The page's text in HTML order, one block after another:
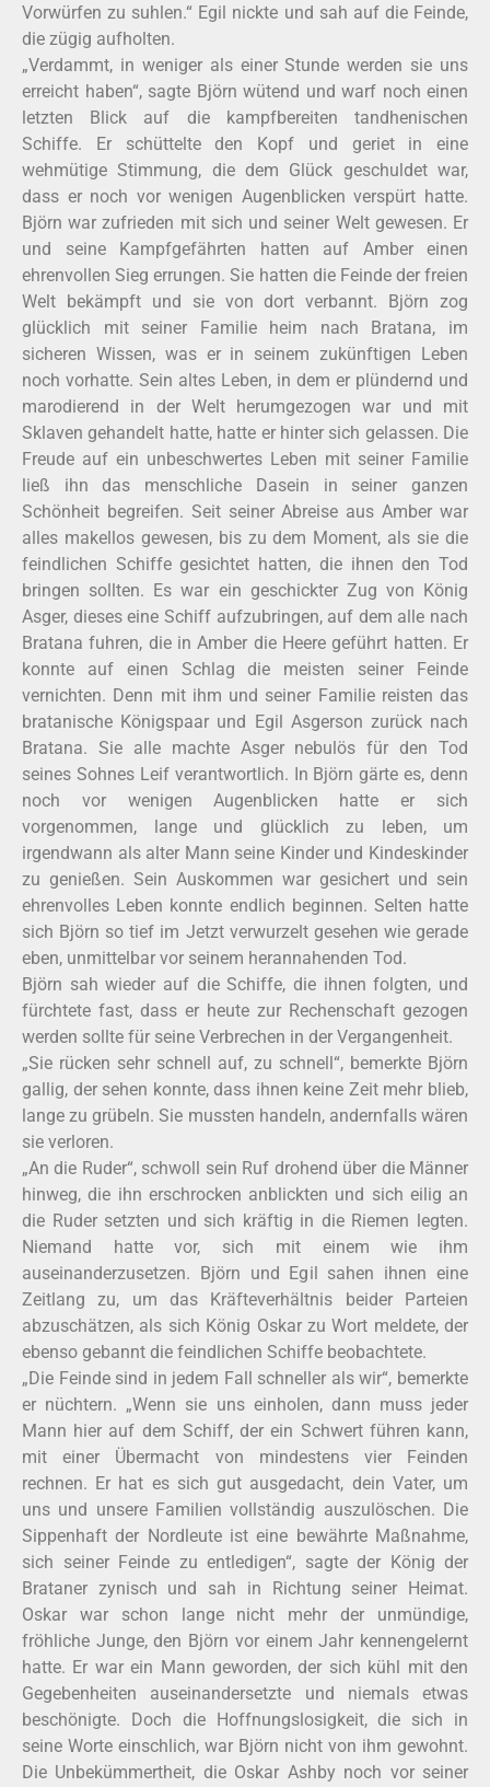
Vorwürfen zu suhlen.“ Egil nickte und sah auf die Feinde,
die zügig aufholten.
„Verdammt, in weniger als einer Stunde werden sie uns
erreicht haben“, sagte Björn wütend und warf noch einen
letzten Blick auf die kampfbereiten tandhenischen
Schiffe. Er schüttelte den Kopf und geriet in eine
wehmütige Stimmung, die dem Glück geschuldet war,
dass er noch vor wenigen Augenblicken verspürt hatte.
Björn war zufrieden mit sich und seiner Welt gewesen. Er
und seine Kampfgefährten hatten auf Amber einen
ehrenvollen Sieg errungen. Sie hatten die Feinde der freien
Welt bekämpft und sie von dort verbannt. Björn zog
glücklich mit seiner Familie heim nach Bratana, im
sicheren Wissen, was er in seinem zukünftigen Leben
noch vorhatte. Sein altes Leben, in dem er plündernd und
marodierend in der Welt herumgezogen war und mit
Sklaven gehandelt hatte, hatte er hinter sich gelassen. Die
Freude auf ein unbeschwertes Leben mit seiner Familie
ließ ihn das menschliche Dasein in seiner ganzen
Schönheit begreifen. Seit seiner Abreise aus Amber war
alles makellos gewesen, bis zu dem Moment, als sie die
feindlichen Schiffe gesichtet hatten, die ihnen den Tod
bringen sollten. Es war ein geschickter Zug von König
Asger, dieses eine Schiff aufzubringen, auf dem alle nach
Bratana fuhren, die in Amber die Heere geführt hatten. Er
konnte auf einen Schlag die meisten seiner Feinde
vernichten. Denn mit ihm und seiner Familie reisten das
bratanische Königspaar und Egil Asgerson zurück nach
Bratana. Sie alle machte Asger nebulös für den Tod
seines Sohnes Leif verantwortlich. In Björn gärte es, denn
noch vor wenigen Augenblicken hatte er sich
vorgenommen, lange und glücklich zu leben, um
irgendwann als alter Mann seine Kinder und Kindeskinder
zu genießen. Sein Auskommen war gesichert und sein
ehrenvolles Leben konnte endlich beginnen. Selten hatte
sich Björn so tief im Jetzt verwurzelt gesehen wie gerade
eben, unmittelbar vor seinem herannahenden Tod.
Björn sah wieder auf die Schiffe, die ihnen folgten, und
fürchtete fast, dass er heute zur Rechenschaft gezogen
werden sollte für seine Verbrechen in der Vergangenheit.
„Sie rücken sehr schnell auf, zu schnell“, bemerkte Björn
gallig, der sehen konnte, dass ihnen keine Zeit mehr blieb,
lange zu grübeln. Sie mussten handeln, andernfalls wären
sie verloren.
„An die Ruder“, schwoll sein Ruf drohend über die Männer
hinweg, die ihn erschrocken anblickten und sich eilig an
die Ruder setzten und sich kräftig in die Riemen legten.
Niemand hatte vor, sich mit einem wie ihm
auseinanderzusetzen. Björn und Egil sahen ihnen eine
Zeitlang zu, um das Kräfteverhältnis beider Parteien
abzuschätzen, als sich König Oskar zu Wort meldete, der
ebenso gebannt die feindlichen Schiffe beobachtete.
„Die Feinde sind in jedem Fall schneller als wir“, bemerkte
er nüchtern. „Wenn sie uns einholen, dann muss jeder
Mann hier auf dem Schiff, der ein Schwert führen kann,
mit einer Übermacht von mindestens vier Feinden
rechnen. Er hat es sich gut ausgedacht, dein Vater, um
uns und unsere Familien vollständig auszulöschen. Die
Sippenhaft der Nordleute ist eine bewährte Maßnahme,
sich seiner Feinde zu entledigen“, sagte der König der
Brataner zynisch und sah in Richtung seiner Heimat.
Oskar war schon lange nicht mehr der unmündige,
fröhliche Junge, den Björn vor einem Jahr kennengelernt
hatte. Er war ein Mann geworden, der sich kühl mit den
Gegebenheiten auseinandersetzte und niemals etwas
beschönigte. Doch die Hoffnungslosigkeit, die sich in
seine Worte einschlich, war Björn nicht von ihm gewohnt.
Die Unbekümmertheit, die Oskar Ashby noch vor seiner